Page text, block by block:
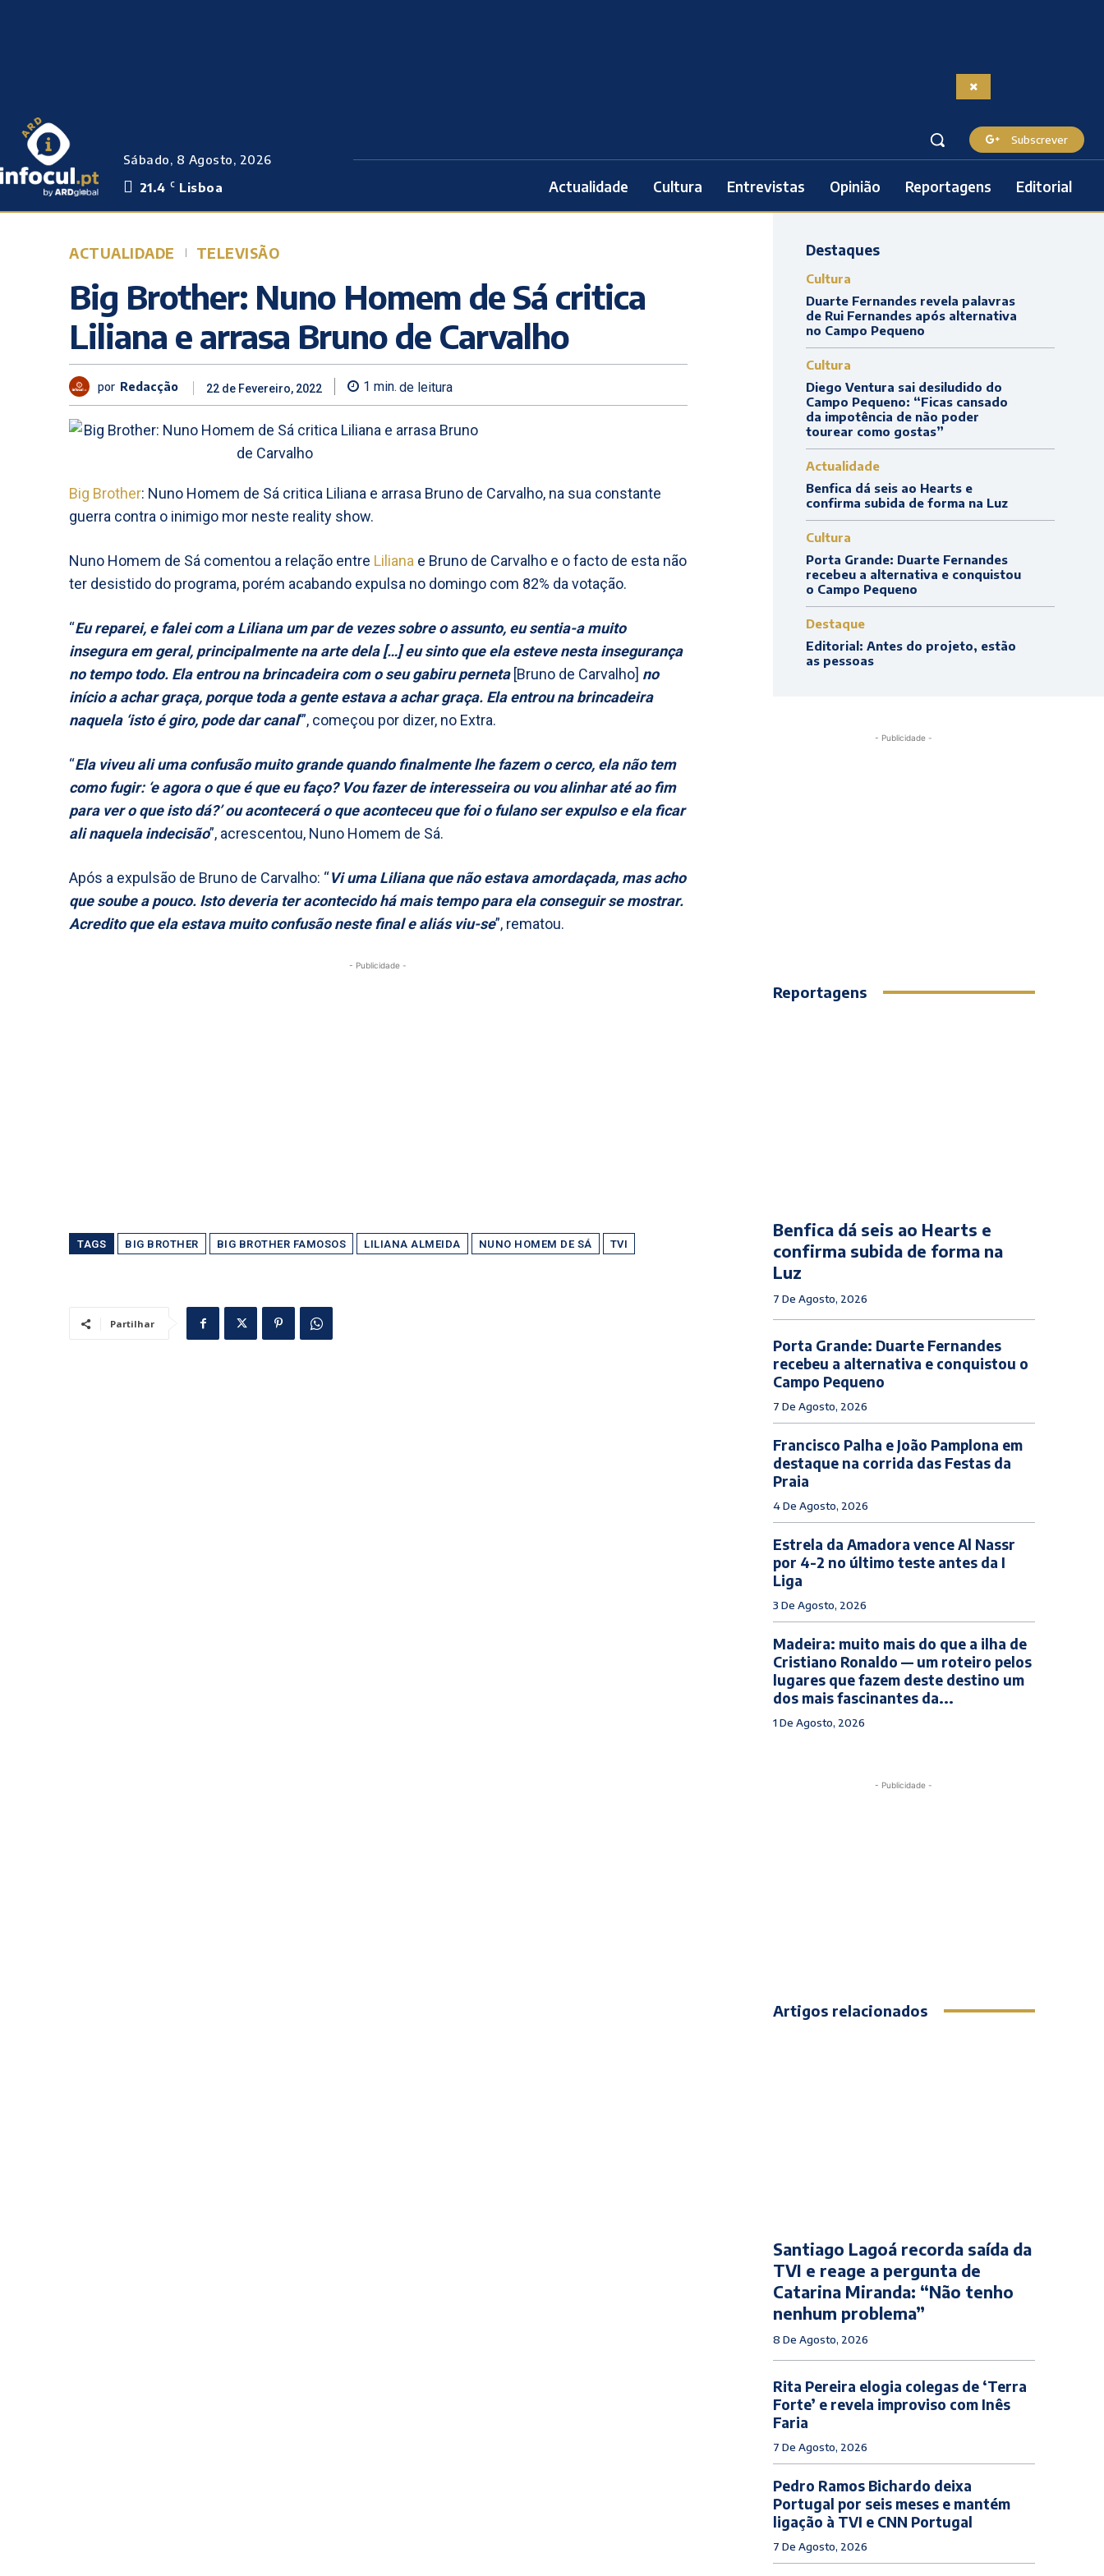
Sábado, 8 Agosto, 2026
21.4 C Lisboa
Subscrever
Actualidade Cultura Entrevistas Opinião Reportagens Editorial
ACTUALIDADE TELEVISÃO
Big Brother: Nuno Homem de Sá critica
Liliana e arrasa Bruno de Carvalho
por Redacção 22 de Fevereiro, 2022 1 min. de leitura
Big Brother: Nuno Homem de Sá critica Liliana e arrasa Bruno de Carvalho, na sua constante
guerra contra o inimigo mor neste reality show.
Nuno Homem de Sá comentou a relação entre Liliana e Bruno de Carvalho e o facto de esta não
ter desistido do programa, porém acabando expulsa no domingo com 82% da votação.
“Eu reparei, e falei com a Liliana um par de vezes sobre o assunto, eu sentia-a muito
insegura em geral, principalmente na arte dela […] eu sinto que ela esteve nesta insegurança
no tempo todo. Ela entrou na brincadeira com o seu gabiru perneta[Bruno de Carvalho] no
início a achar graça, porque toda a gente estava a achar graça. Ela entrou na brincadeira
naquela ‘isto é giro, pode dar canal‘”, começou por dizer, no Extra.
“Ela viveu ali uma confusão muito grande quando finalmente lhe fazem o cerco, ela não tem
como fugir: ‘e agora o que é que eu faço? Vou fazer de interesseira ou vou alinhar até ao fim
para ver o que isto dá?’ ou acontecerá o que aconteceu que foi o fulano ser expulso e ela ficar
ali naquela indecisão”, acrescentou, Nuno Homem de Sá.
Após a expulsão de Bruno de Carvalho: “Vi uma Liliana que não estava amordaçada, mas acho
que soube a pouco. Isto deveria ter acontecido há mais tempo para ela conseguir se mostrar.
Acredito que ela estava muito confusão neste final e aliás viu-se”, rematou.
- Publicidade -
TAGS BIG BROTHER BIG BROTHER FAMOSOS LILIANA ALMEIDA NUNO HOMEM DE SÁ TVI
Partilhar
Destaques
Cultura
Duarte Fernandes revela palavras
de Rui Fernandes após alternativa
no Campo Pequeno
Cultura
Diego Ventura sai desiludido do
Campo Pequeno: “Ficas cansado
da impotência de não poder
tourear como gostas”
Actualidade
Benfica dá seis ao Hearts e
confirma subida de forma na Luz
Cultura
Porta Grande: Duarte Fernandes
recebeu a alternativa e conquistou
o Campo Pequeno
Destaque
Editorial: Antes do projeto, estão
as pessoas
- Publicidade -
Reportagens
Benfica dá seis ao Hearts e
confirma subida de forma na
Luz
7 De Agosto, 2026
Porta Grande: Duarte Fernandes
recebeu a alternativa e conquistou o
Campo Pequeno
7 De Agosto, 2026
Francisco Palha e João Pamplona em
destaque na corrida das Festas da
Praia
4 De Agosto, 2026
Estrela da Amadora vence Al Nassr
por 4-2 no último teste antes da I
Liga
3 De Agosto, 2026
Madeira: muito mais do que a ilha de
Cristiano Ronaldo — um roteiro pelos
lugares que fazem deste destino um
dos mais fascinantes da...
1 De Agosto, 2026
- Publicidade -
Artigos relacionados
Santiago Lagoá recorda saída da
TVI e reage a pergunta de
Catarina Miranda: “Não tenho
nenhum problema”
8 De Agosto, 2026
Rita Pereira elogia colegas de ‘Terra
Forte’ e revela improviso com Inês
Faria
7 De Agosto, 2026
Pedro Ramos Bichardo deixa
Portugal por seis meses e mantém
ligação à TVI e CNN Portugal
7 De Agosto, 2026